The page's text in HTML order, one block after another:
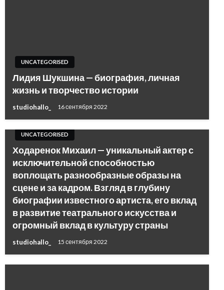
UNCATEGORISED
Лидия Шукшина — биография, личная
жизнь и творчество истории
studiohallo_ 16 сентября 2022
UNCATEGORISED
Ходаренок Михаил — уникальный актер с
исключительной способностью
воплощать разнообразные образы на
сцене и за кадром. Взгляд в глубину
биографии известного артиста, его вклад
в развитие театрального искусства и
огромный вклад в культуру страны
studiohallo_ 15 сентября 2022